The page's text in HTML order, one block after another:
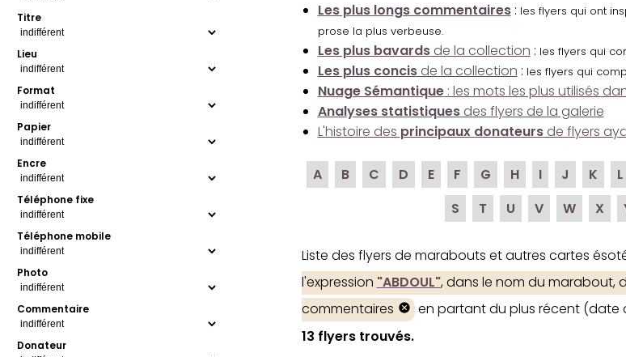
Titre
Lieu
Format
Papier
Encre
Téléphone fixe
Téléphone mobile
Photo
Commentaire
Donateur
Les plus longs commentaires: les flyers qui ont
prose la plus verbeuse.
Les plus bavardsde la collection : les flyers qui
Les plus concisde la collection : les flyers qui
Nuage Sémantique: les mots les plus utilisés
Analyses statistiquesdes flyers de la galerie
L'histoire des principaux donateursde flyers
A B C D E F G H I J K L
S
T U V W X
Liste des flyers de marabouts et autres cartes
l'expression "ABDOUL", dans le nom du marabout,
commentaires
en partant du plus récent (date
13 flyers trouvés.